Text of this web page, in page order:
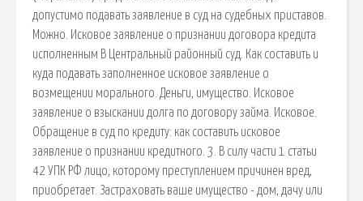
допустимо подавать заявление в суд на судебных приставов.
Можно. Исковое заявление о признании договора кредита
исполненным В Центральный районный суд. Как составить и
куда подавать заполненное исковое заявление о
возмещении морального. Деньги, имущество. Исковое
заявление о взыскании долга по договору займа. Исковое.
Обращение в суд по кредиту: как составить исковое
заявление о признании кредитного. 3. В силу части 1 статьи
42 УПК РФ лицо, которому преступлением причинен вред,
приобретает. Застраховать ваше имущество - дом, дачу или